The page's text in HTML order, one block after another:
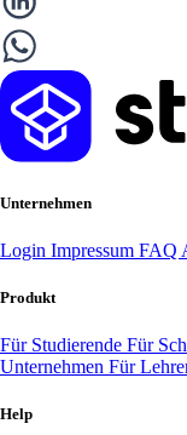
Unternehmen
Login Impressum FAQ
Produkt
Für Studierende Für
Unternehmen Für
Help